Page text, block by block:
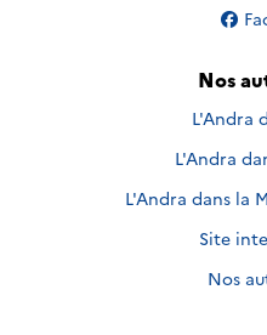
Nos
L'Andra
L'Andra
L'Andra dans la
Site
Nos